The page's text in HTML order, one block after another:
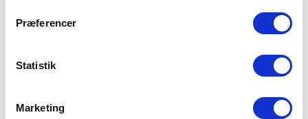
Præferencer
Statistik
Marketing